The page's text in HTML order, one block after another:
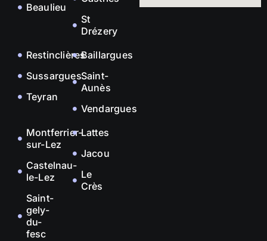
Beaulieu
St
Drézery
Restinclières
Sussargues
Teyran
Baillargues
Saint-
Aunès
Vendargues
Montferrier-
sur-Lez
Castelnau-
le-Lez
Saint-
gely-
du-
fesc
Lattes
Jacou
Le
Crès